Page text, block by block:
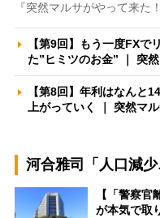
『突然マルサがやって来
【第9回】もう一度FX
た”ヒミツのお金” ｜ 突
【第8回】年利はなんと
上がっていく ｜ 突然マ
河合雅司「人口減少
【「警察
が本気で取